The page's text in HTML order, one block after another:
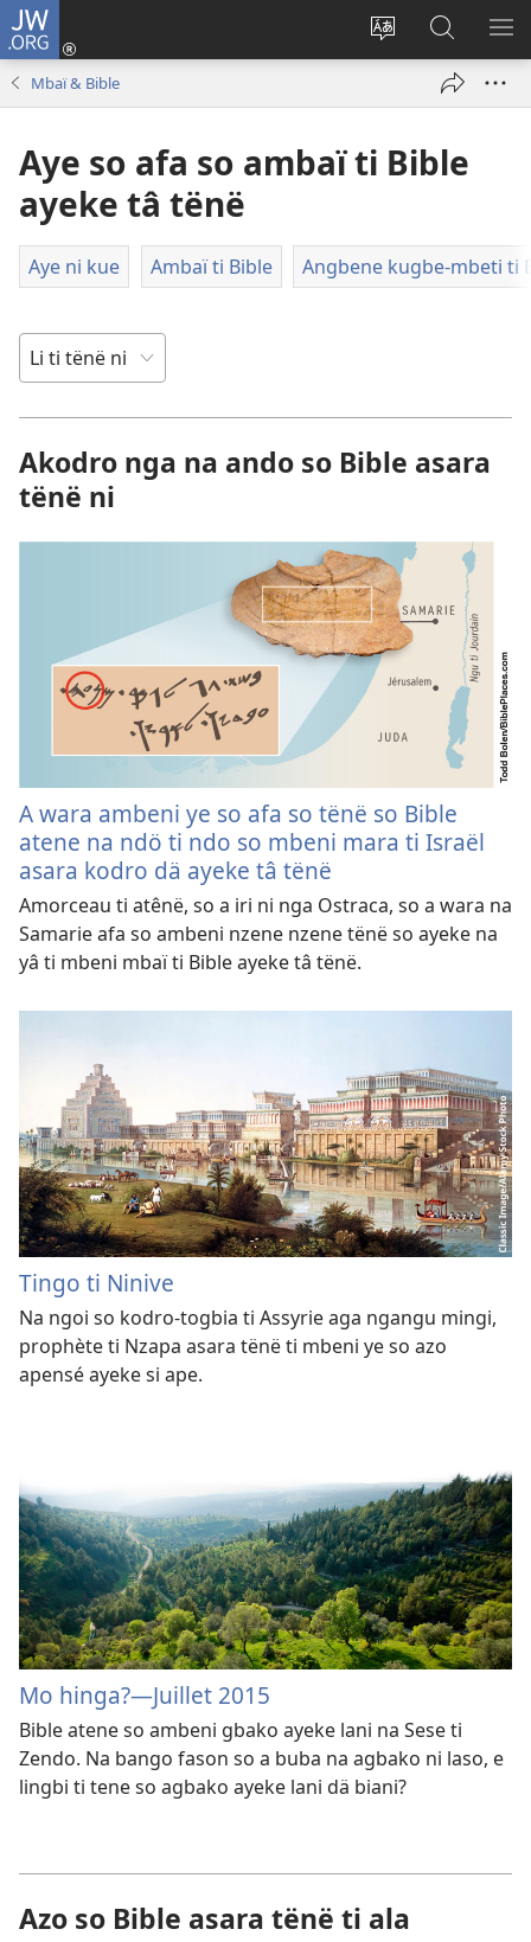
JW.ORG
Changé
so
ndö
ti
connecté
page)
Gingo
aye
na
ti
FA
Mbaï & Bible
Aye so afa so ambaï ti Bible
ayeke tâ tënë
Aye ni kue Ambaï ti Bible Angbene kugbe-mbeti ti
Akodro nga na ando so Bible asara
tënë ni
A wara ambeni ye so afa so tënë so Bible
atene na ndö ti ndo so mbeni mara ti Israël
asara kodro dä ayeke tâ tënë
Amorceau ti atênë, so a iri ni nga Ostraca, so a wara na
Samarie afa so ambeni nzene nzene tënë so ayeke na
yâ ti mbeni mbaï ti Bible ayeke tâ tënë.
Tingo ti Ninive
Na ngoi so kodro-togbia ti Assyrie aga ngangu mingi,
prophète ti Nzapa asara tënë ti mbeni ye so azo
apensé ayeke si ape.
Mo hinga?—Juillet 2015
Bible atene so ambeni gbako ayeke lani na Sese ti
Zendo. Na bango fason so a buba na agbako ni laso, e
lingbi ti tene so agbako ayeke lani dä biani?
Azo so Bible asara tënë ti ala